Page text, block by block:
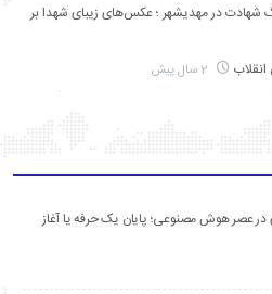
شهادت در مهدیشهر ؛ عکس‌های زیبای شهدا بر
در عصر هوش مصنوعی؛ پایان یک حرفه یا آغاز